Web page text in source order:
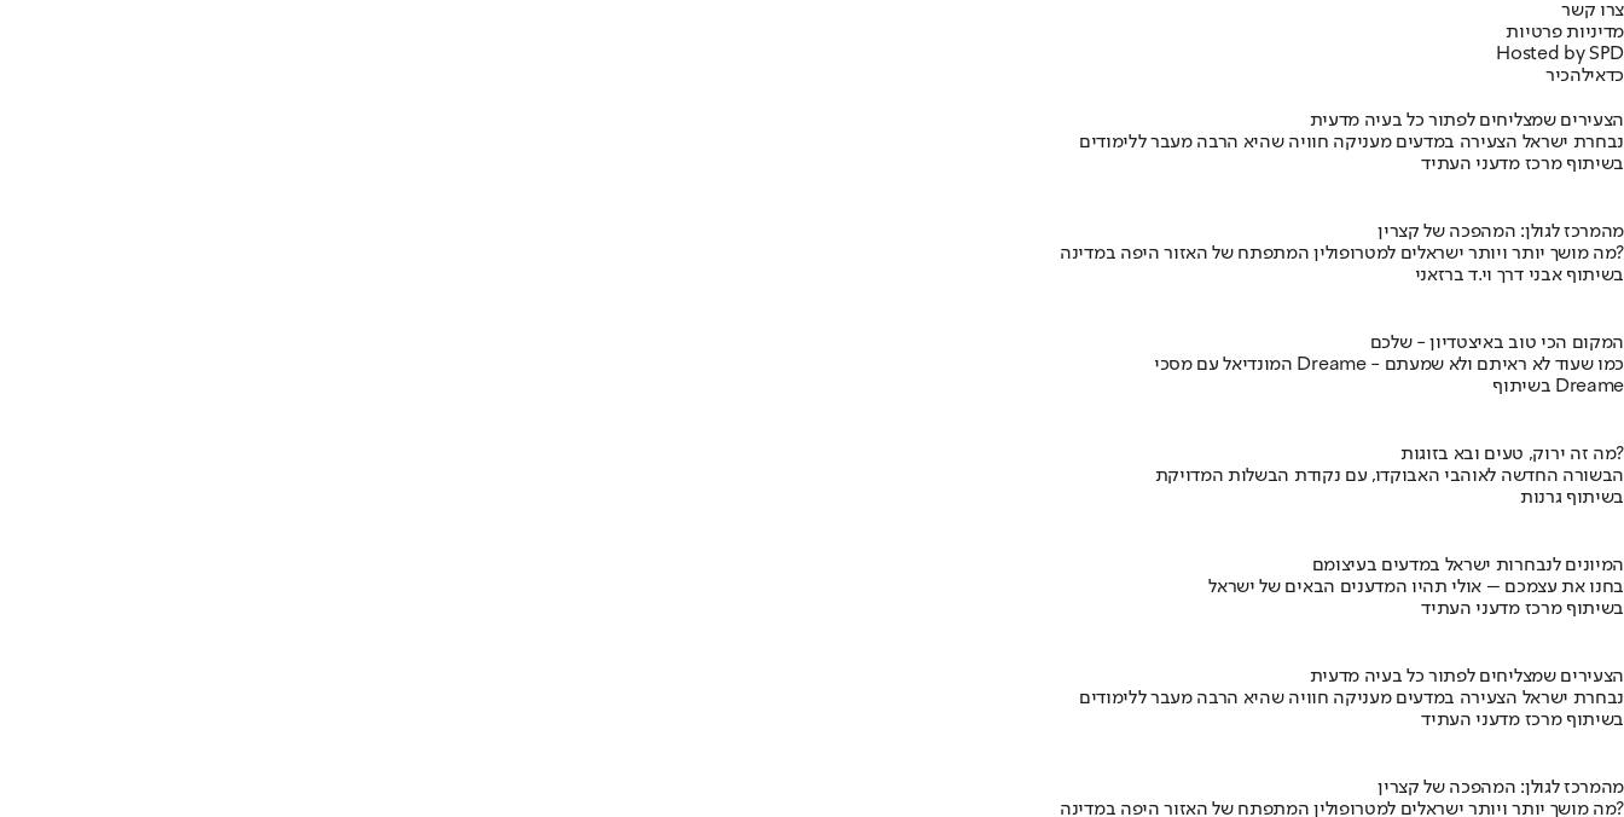
צרו קשר
מדיניות פרטיות
Hosted by SPD
כדאילהכיר
הצעירים שמצליחים לפתור כל בעיה מדעית
נבחרת ישראל הצעירה במדעים מעניקה חוויה שהיא הרבה מעבר ללימודים
בשיתוף מרכז מדעני העתיד
מהמרכז לגולן: המהפכה של קצרין
מה מושך יותר ויותר ישראלים למטרופולין המתפתח של האזור היפה במדינה?
בשיתוף אבני דרך וי.ד ברזאני
המקום הכי טוב באיצטדיון - שלכם
המונדיאל עם מסכי Dreame - כמו שעוד לא ראיתם ולא שמעתם
בשיתוף Dreame
מה זה ירוק, טעים ובא בזוגות?
הבשורה החדשה לאוהבי האבוקדו, עם נקודת הבשלות המדויקת
בשיתוף גרנות
המיונים לנבחרות ישראל במדעים בעיצומם
בחנו את עצמכם – אולי תהיו המדענים הבאים של ישראל
בשיתוף מרכז מדעני העתיד
הצעירים שמצליחים לפתור כל בעיה מדעית
נבחרת ישראל הצעירה במדעים מעניקה חוויה שהיא הרבה מעבר ללימודים
בשיתוף מרכז מדעני העתיד
מהמרכז לגולן: המהפכה של קצרין
מה מושך יותר ויותר ישראלים למטרופולין המתפתח של האזור היפה במדינה?